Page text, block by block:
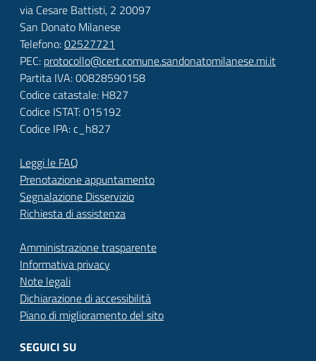
via Cesare Battisti, 2 20097
San Donato Milanese
Telefono:02527721
PEC: protocollo@cert.comune.sandonatomilanese.mi.it
Partita IVA: 00828590158
Codice catastale: H827
Codice ISTAT: 015192
Codice IPA: c_h827
Leggi le FAQ
Prenotazione appuntamento
Segnalazione Disservizio
Richiesta di assistenza
Amministrazione trasparente
Informativa privacy
Note legali
Dichiarazione di accessibilità
Piano di miglioramento del sito
SEGUICI SU